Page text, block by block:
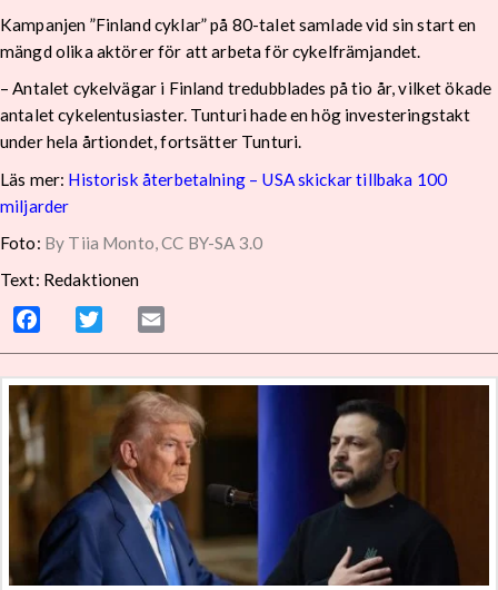
Kampanjen ”Finland cyklar” på 80-talet samlade vid sin start en
mängd olika aktörer för att arbeta för cykelfrämjandet.
– Antalet cykelvägar i Finland tredubblades på tio år, vilket ökade
antalet cykelentusiaster. Tunturi hade en hög investeringstakt
under hela årtiondet, fortsätter Tunturi.
Läs mer: Historisk återbetalning – USA skickar tillbaka 100
miljarder
Foto: By Tiia Monto, CC BY-SA 3.0
Text: Redaktionen
Facebook Twitter